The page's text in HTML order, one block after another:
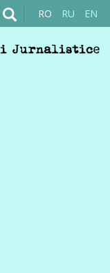
RO RU EN